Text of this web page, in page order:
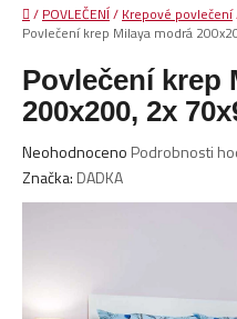
Domů
/ POVLEČENÍ/ Krepové povlečení
Povlečení krep Milaya modrá
Povlečení krep
200x200, 2x
Průměrné
hodnocení
produktu
Neohodnoceno Podrobnosti
Značka: DADKA